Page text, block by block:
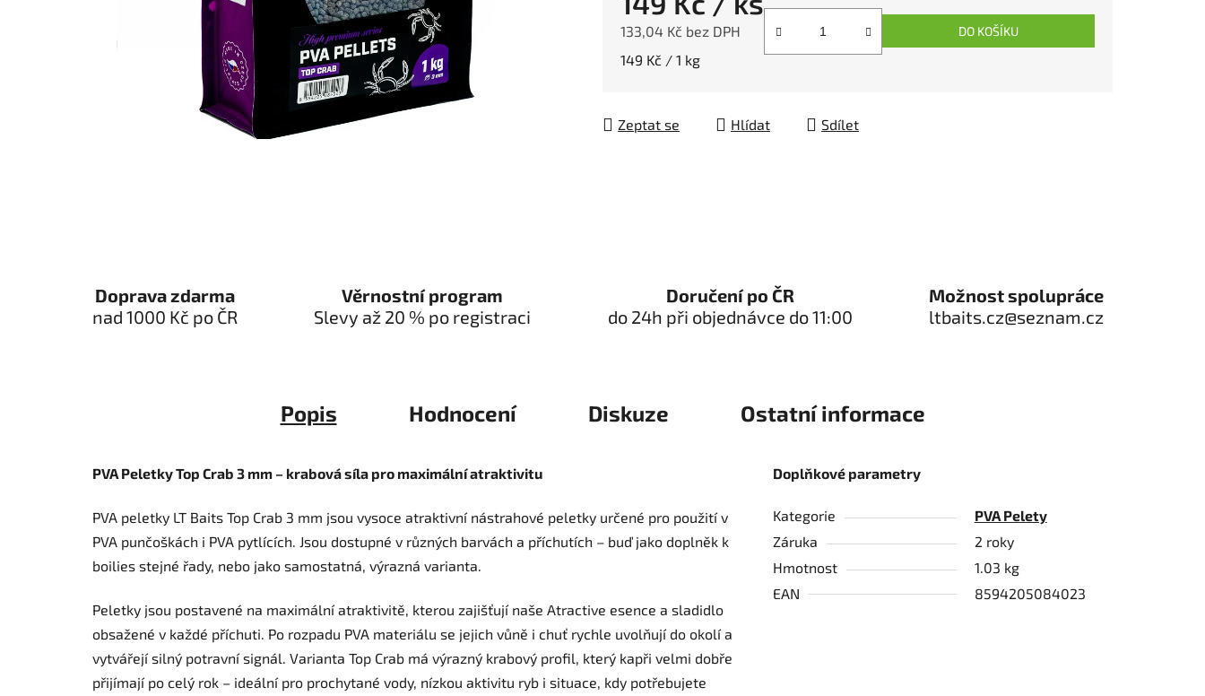
133,04 Kč bez DPH
Měrná cena:
149 Kč / 1 kg
DO KOŠÍKU
Zeptat se Hlídat Sdílet
Doprava zdarma
nad 1000 Kč po ČR
Věrnostní program
Slevy až 20 % po registraci
Doručení po ČR
do 24h při objednávce do 11:00
Možnost spolupráce
ltbaits.cz@seznam.cz
Popis Hodnocení Diskuze Ostatní informace
PVA Peletky Top Crab 3 mm – krabová síla pro maximální atraktivitu
PVA peletky LT Baits Top Crab 3 mm jsou vysoce atraktivní nástrahové peletky určené pro použití v
PVA punčoškách i PVA pytlících. Jsou dostupné v různých barvách a příchutích – buď jako doplněk k
boilies stejné řady, nebo jako samostatná, výrazná varianta.
Peletky jsou postavené na maximální atraktivitě, kterou zajišťují naše Atractive esence a sladidlo
obsažené v každé příchuti. Po rozpadu PVA materiálu se jejich vůně i chuť rychle uvolňují do okolí a
vytvářejí silný potravní signál. Varianta Top Crab má výrazný krabový profil, který kapři velmi dobře
přijímají po celý rok – ideální pro prochytané vody, nízkou aktivitu ryb i situace, kdy potřebujete
Doplňkové parametry
Kategorie
PVA Pelety
Záruka
2 roky
Hmotnost
1.03 kg
EAN
8594205084023